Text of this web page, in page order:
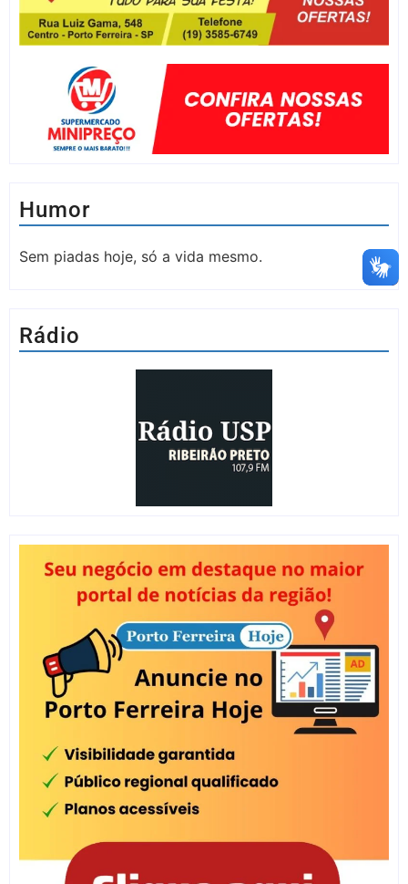
Humor
Sem piadas hoje, só a vida mesmo.
Rádio